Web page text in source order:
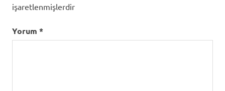
işaretlenmişlerdir
Yorum *